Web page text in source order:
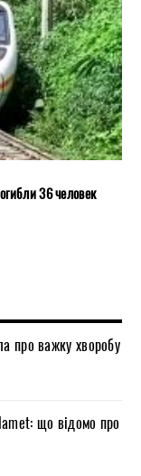
36 человек
про важку хворобу
що відомо про